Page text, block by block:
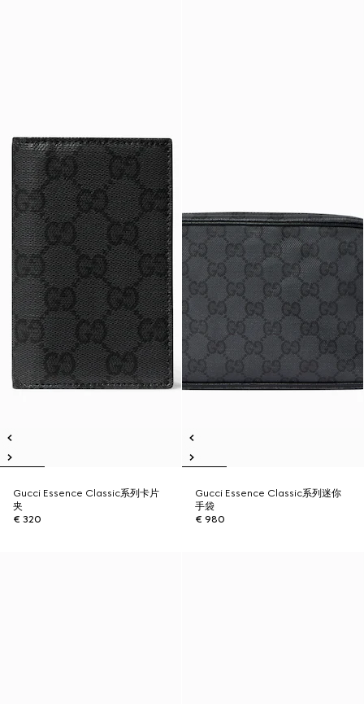
Gucci Essence Classic系列卡片
夹
€ 320
Gucci Essence Classic系列迷你
手袋
€ 980